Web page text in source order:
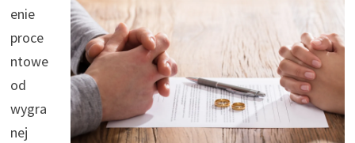
enie
proce
ntowe
od
wygra
nej